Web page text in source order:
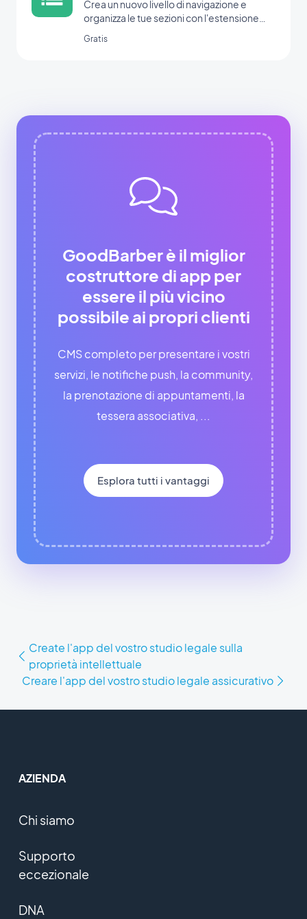
Crea un nuovo livello di navigazione e
organizza le tue sezioni con l'estensione
Gratis
GoodBarber è il miglior
costruttore di app per
essere il più vicino
possibile ai propri clienti
CMS completo per presentare i vostri
servizi, le notifiche push, la community,
la prenotazione di appuntamenti, la
tessera associativa, ...
Esplora tutti i vantaggi
Create l'app del vostro studio legale sulla
proprietà intellettuale
Creare l'app del vostro studio legale assicurativo
AZIENDA
Chi siamo
Supporto
eccezionale
DNA